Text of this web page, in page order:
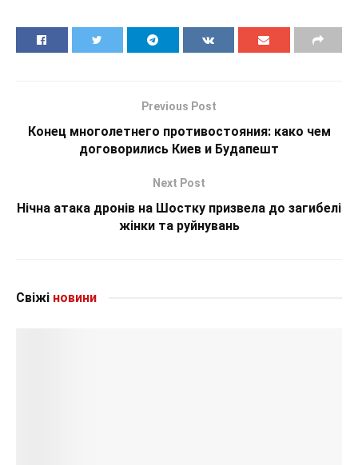
Previous Post
Конец многолетнего противостояния: како чем
договорились Киев и Будапешт
Next Post
Нічна атака дронів на Шостку призвела до загибелі
жінки та руйнувань
Свіжі новини